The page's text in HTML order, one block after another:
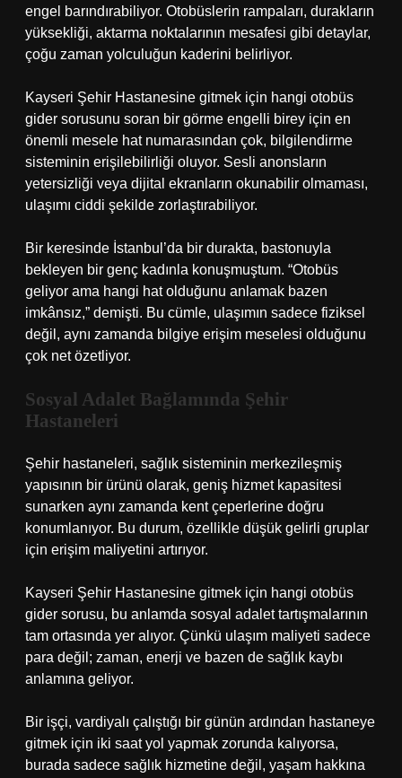
engel barındırabiliyor. Otobüslerin rampaları, durakların
yüksekliği, aktarma noktalarının mesafesi gibi detaylar,
çoğu zaman yolculuğun kaderini belirliyor.
Kayseri Şehir Hastanesine gitmek için hangi otobüs
gider sorusunu soran bir görme engelli birey için en
önemli mesele hat numarasından çok, bilgilendirme
sisteminin erişilebilirliği oluyor. Sesli anonsların
yetersizliği veya dijital ekranların okunabilir olmaması,
ulaşımı ciddi şekilde zorlaştırabiliyor.
Bir keresinde İstanbul’da bir durakta, bastonuyla
bekleyen bir genç kadınla konuşmuştum. “Otobüs
geliyor ama hangi hat olduğunu anlamak bazen
imkânsız,” demişti. Bu cümle, ulaşımın sadece fiziksel
değil, aynı zamanda bilgiye erişim meselesi olduğunu
çok net özetliyor.
Sosyal Adalet Bağlamında Şehir
Hastaneleri
Şehir hastaneleri, sağlık sisteminin merkezileşmiş
yapısının bir ürünü olarak, geniş hizmet kapasitesi
sunarken aynı zamanda kent çeperlerine doğru
konumlanıyor. Bu durum, özellikle düşük gelirli gruplar
için erişim maliyetini artırıyor.
Kayseri Şehir Hastanesine gitmek için hangi otobüs
gider sorusu, bu anlamda sosyal adalet tartışmalarının
tam ortasında yer alıyor. Çünkü ulaşım maliyeti sadece
para değil; zaman, enerji ve bazen de sağlık kaybı
anlamına geliyor.
Bir işçi, vardiyalı çalıştığı bir günün ardından hastaneye
gitmek için iki saat yol yapmak zorunda kalıyorsa,
burada sadece sağlık hizmetine değil, yaşam hakkına